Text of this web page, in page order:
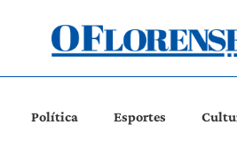
Política Esportes